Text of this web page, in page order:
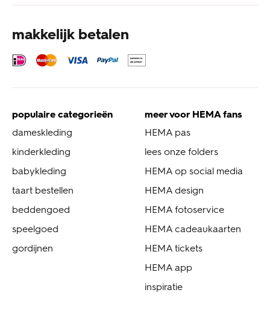
makkelijk betalen
populaire categorieën
dameskleding
kinderkleding
babykleding
taart bestellen
beddengoed
speelgoed
gordijnen
meer voor HEMA fans
HEMA pas
lees onze folders
HEMA op social media
HEMA design
HEMA fotoservice
HEMA cadeaukaarten
HEMA tickets
HEMA app
inspiratie